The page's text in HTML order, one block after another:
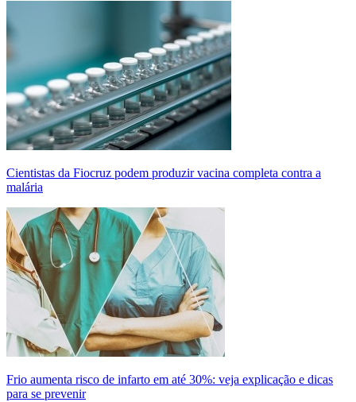
Cientistas da Fiocruz podem produzir vacina completa contra a
malária
Frio aumenta risco de infarto em até 30%: veja explicação e dicas
para se prevenir